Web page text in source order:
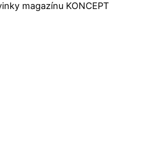
magazínu KONCEPT